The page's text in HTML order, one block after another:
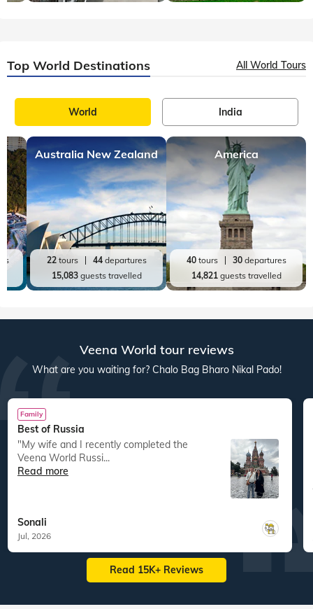
Top World Destinations All World Tours
World India
Australia New Zealand
22tours 44departures
15,083guests travelled
America
40tours 30departures
14,821guests travelled
Veena World tour reviews
What are you waiting for? Chalo Bag Bharo Nikal Pado!
Family
Best of Russia
"My wife and I recently completed the
Veena World Russi...
Read more
Sonali
Jul, 2026
Read 15K+ Reviews